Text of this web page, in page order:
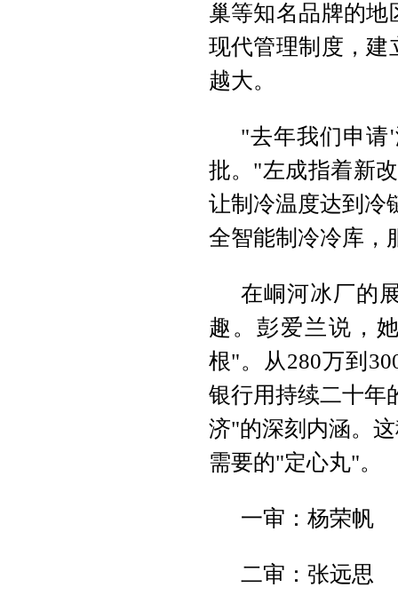
巢等知名品牌的
现代管理制度，建
越大。
"去年我们申请
批。"左成指着新
让制冷温度达到冷
全智能制冷冷库，
在峒河冰厂的
趣。彭爱兰说，
根"。从280万到
银行用持续二十年
济"的深刻内涵。
需要的"定心丸"。
一审：杨荣帆
二审：张远思